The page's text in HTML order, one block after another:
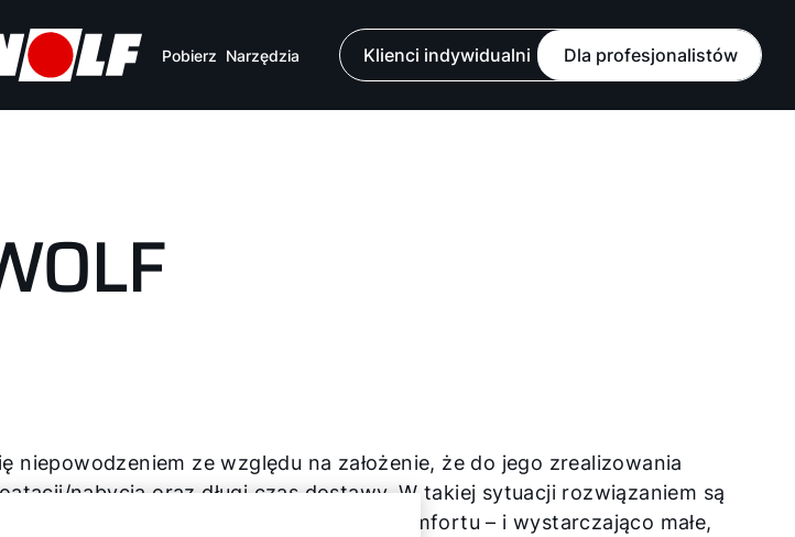
Pobierz Narzędzia Klienci indywidualni Dla profesjonalistów
ze względu na założenie, że do jego zrealizowania
nabycia oraz długi czas dostawy. W takiej sytuacji rozwiązaniem są
duże do zapewnienia maksymalnego komfortu – i wystarczająco małe,